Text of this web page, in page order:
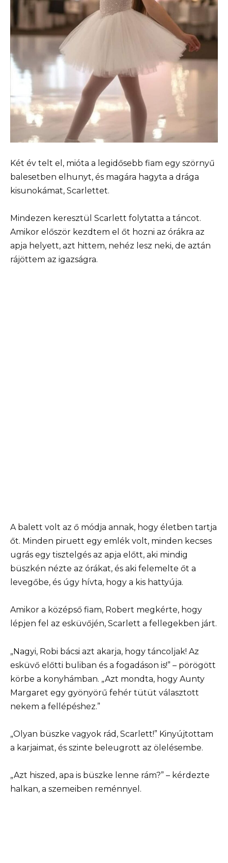
Két év telt el, mióta a legidősebb fiam egy szörnyű
balesetben elhunyt, és magára hagyta a drága
kisunokámat, Scarlettet.
Mindezen keresztül Scarlett folytatta a táncot.
Amikor először kezdtem el őt hozni az órákra az
apja helyett, azt hittem, nehéz lesz neki, de aztán
rájöttem az igazságra.
A balett volt az ő módja annak, hogy életben tartja
őt. Minden piruett egy emlék volt, minden kecses
ugrás egy tisztelgés az apja előtt, aki mindig
büszkén nézte az órákat, és aki felemelte őt a
levegőbe, és úgy hívta, hogy a kis hattyúja.
Amikor a középső fiam, Robert megkérte, hogy
lépjen fel az esküvőjén, Scarlett a fellegekben járt.
„Nagyi, Robi bácsi azt akarja, hogy táncoljak! Az
esküvő előtti buliban és a fogadáson is!” – pörögött
körbe a konyhámban. „Azt mondta, hogy Aunty
Margaret egy gyönyörű fehér tütüt választott
nekem a fellépéshez.”
„Olyan büszke vagyok rád, Scarlett!” Kinyújtottam
a karjaimat, és szinte beleugrott az ölelésembe.
„Azt hiszed, apa is büszke lenne rám?” – kérdezte
halkan, a szemeiben reménnyel.